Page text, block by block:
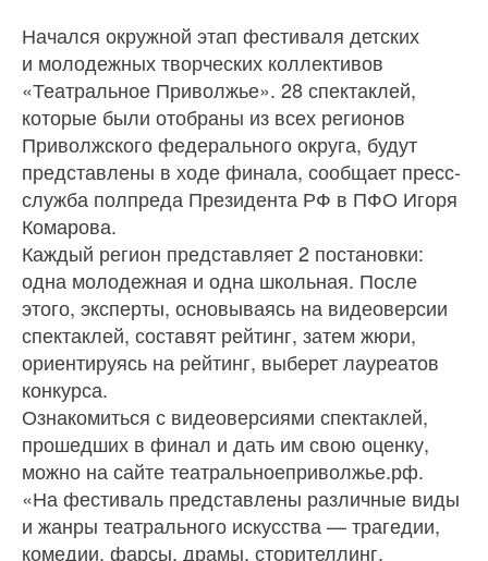
Начался окружной этап фестиваля детских
и молодежных творческих коллективов
«Театральное Приволжье». 28 спектаклей,
которые были отобраны из всех регионов
Приволжского федерального округа, будут
представлены в ходе финала, сообщает пресс-
служба полпреда Президента РФ в ПФО Игоря
Комарова.
Каждый регион представляет 2 постановки:
одна молодежная и одна школьная. После
этого, эксперты, основываясь на видеоверсии
спектаклей, составят рейтинг, затем жюри,
ориентируясь на рейтинг, выберет лауреатов
конкурса.
Ознакомиться с видеоверсиями спектаклей,
прошедших в финал и дать им свою оценку,
можно на сайте театральноеприволжье.рф.
«На фестиваль представлены различные виды
и жанры театрального искусства — трагедии,
комедии, фарсы, драмы, сторителлинг,